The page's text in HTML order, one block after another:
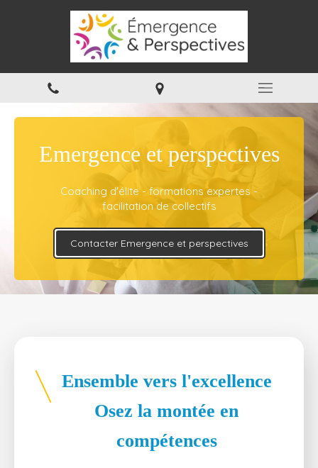
Emergence et perspectives
Coaching d'élite - formations expertes -
facilitation de collectifs
Contacter Emergence et perspectives
Ensemble vers l'excellence
Osez la montée en
compétences